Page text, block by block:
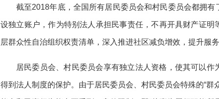
截至2018年底，全国所有居民委员会和村民委员会都拥
设独立账户，作为特别法人承担民事责任，不再开具财产证
层群众性自治组织权责清单，深入推进社区减负增效，提升服
居民委员会、村民委员会享有独立法人资格，使其可以
得到法人制度的保护。由于居民委员会、村民委员会特殊的“群